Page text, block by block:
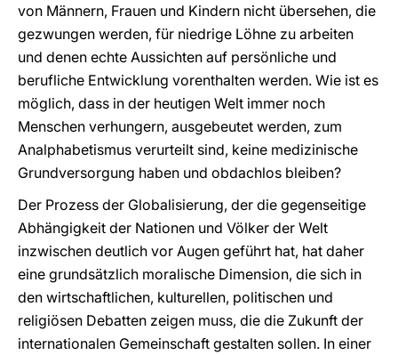
von Männern, Frauen und Kindern nicht übersehen, die
gezwungen werden, für niedrige Löhne zu arbeiten
und denen echte Aussichten auf persönliche und
berufliche Entwicklung vorenthalten werden. Wie ist es
möglich, dass in der heutigen Welt immer noch
Menschen verhungern, ausgebeutet werden, zum
Analphabetismus verurteilt sind, keine medizinische
Grundversorgung haben und obdachlos bleiben?
Der Prozess der Globalisierung, der die gegenseitige
Abhängigkeit der Nationen und Völker der Welt
inzwischen deutlich vor Augen geführt hat, hat daher
eine grundsätzlich moralische Dimension, die sich in
den wirtschaftlichen, kulturellen, politischen und
religiösen Debatten zeigen muss, die die Zukunft der
internationalen Gemeinschaft gestalten sollen. In einer